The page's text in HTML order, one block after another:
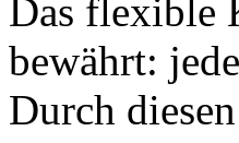
Das flexible
bewährt:
Durch